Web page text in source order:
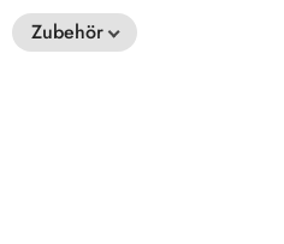
Zubehör